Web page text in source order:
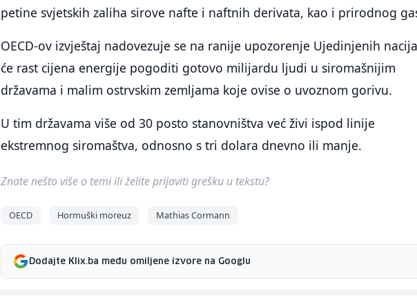
petine svjetskih zaliha sirove nafte i naftnih derivata, kao i prirodnog
OECD-ov izvještaj nadovezuje se na ranije upozorenje Ujedinjenih
će rast cijena energije pogoditi gotovo milijardu ljudi u siromašnijim
državama i malim ostrvskim zemljama koje ovise o uvoznom gorivu.
U tim državama više od 30 posto stanovništva već živi ispod linije
ekstremnog siromaštva, odnosno s tri dolara dnevno ili manje.
Znate nešto više o temi ili želite prijaviti grešku u tekstu?
OECD Hormuški moreuz Mathias Cormann
Dodajte Klix.ba među omiljene izvore na Googlu